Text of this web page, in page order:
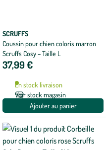
SCRUFFS
Coussin pour chien coloris marron
Scruffs Cosy – Taille L
37,99 €
En stock livraison
Voir stock magasin
Ajouter au panier